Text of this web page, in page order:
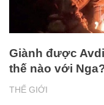
THẾ GIỚI
Giành được
thế nào với